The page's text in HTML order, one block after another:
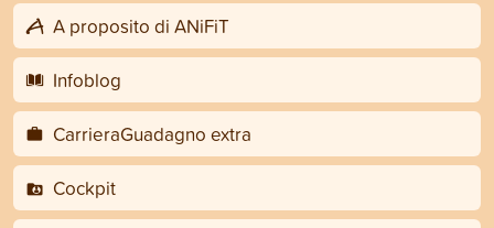
A proposito di ANiFiT
Infoblog
CarrieraGuadagno extra
Cockpit